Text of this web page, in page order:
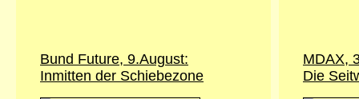
Bund Future, 9.August:
Inmitten der Schiebezone
MDAX,
Die